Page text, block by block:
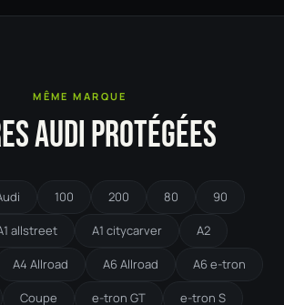
MÊME MARQUE
AUDI PROTÉGÉES
100 200 80 90
allstreet A1 citycarver A2
A4 Allroad A6 Allroad A6 e-tron
Coupe e-tron GT e-tron S